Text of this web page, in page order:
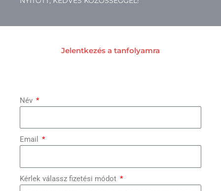
Jelentkezés a tanfolyamra
Név
Email
Kérlek válassz fizetési módot